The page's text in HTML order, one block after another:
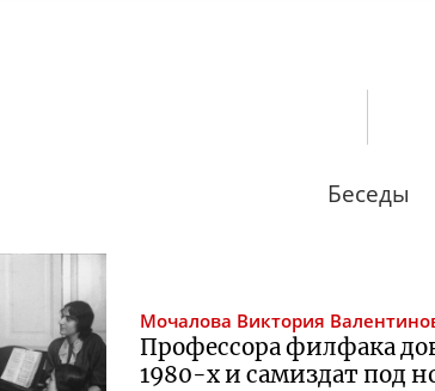
Беседы
Мочалова Виктория
Профессора филфака
1980-хи самиздат под